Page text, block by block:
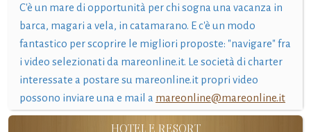
C'è un mare di opportunità per chi sogna una vacanza in
barca, magari a vela, in catamarano. E c'è un modo
fantastico per scoprire le migliori proposte: "navigare" fra
i video selezionati da mareonline.it. Le società di charter
interessate a postare su mareonline.it propri video
possono inviare una e mail a mareonline@mareonline.it
HOTEL E RESORT